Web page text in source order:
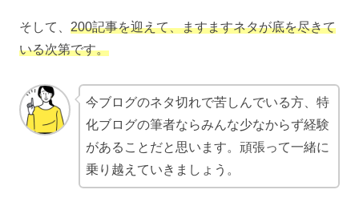
そして、 200記事を迎えて、ますますネタが底を尽きて
いる次第です。
今ブログのネタ切れで苦しんでいる方、特
化ブログの筆者ならみんな少なからず経験
があることだと思います。頑張って一緒に
乗り越えていきましょう。